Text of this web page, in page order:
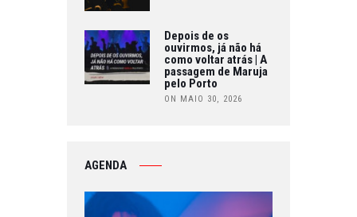
Depois de os
ouvirmos, já não há
como voltar atrás | A
passagem de Maruja
pelo Porto
ON MAIO 30, 2026
AGENDA